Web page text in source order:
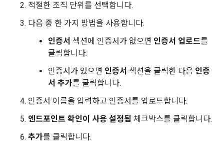
적절한 조직 단위를 선택합니다.
다음 중 한 가지 방법을 사용합니다.
인증서 섹션에 인증서가 없으면 인증서 업로드를
클릭합니다.
인증서가 있으면 인증서 섹션을 클릭한 다음 인증
서 추가를 클릭합니다.
인증서 이름을 입력하고 인증서를 업로드합니다.
엔드포인트 확인이 사용 설정됨 체크박스를 클릭합니다.
추가를 클릭합니다.